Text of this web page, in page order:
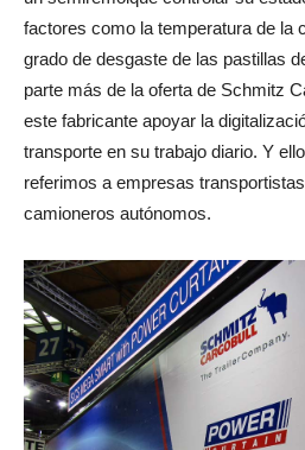
factores como la temperatura de la
grado de desgaste de las pastillas
parte más de la oferta de Schmitz
este fabricante apoyar la
transporte en su trabajo diario. Y
referimos a empresas
camioneros autónomos.